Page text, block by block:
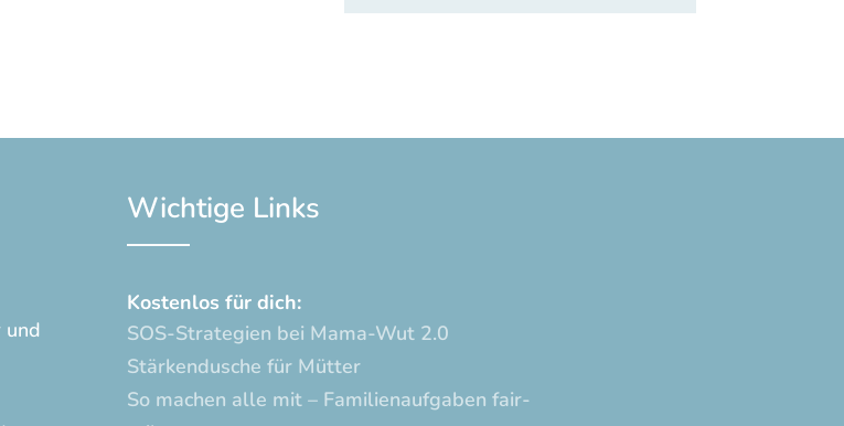
und
Wichtige Links
Kostenlos für dich:
SOS-Strategien bei Mama-Wut 2.0
Stärkendusche für Mütter
So machen alle mit – Familienaufgaben fair-